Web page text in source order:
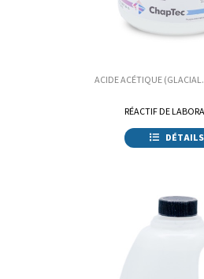
ACIDE ACÉTIQUE
RÉACTIF DE
DÉTAILS